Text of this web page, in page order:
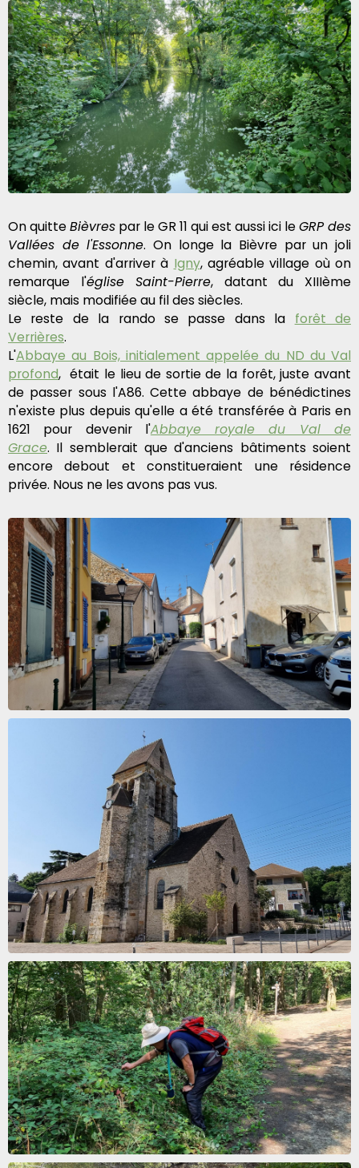
On quitteBièvres par le GR 11 qui est aussi ici leGRP des
Vallées de l'Essonne. On longe la Bièvre par un joli
chemin, avant d'arriver à Igny, agréable village où on
remarque l'église Saint-Pierre, datant du XIIIème
siècle, mais modifiée au fil des siècles.
Le reste de la rando se passe dans la forêt de
Verrières.
L'Abbaye au Bois, initialement appelée du ND du Val
profond, était le lieu de sortie de la forêt, juste avant
de passer sous l'A86. Cette abbaye de bénédictines
n'existe plus depuis qu'elle a été transférée à Paris en
1621 pour devenir l'Abbaye royale du Val de
Grace. Il semblerait que d'anciens bâtiments soient
encore debout et constitueraient une résidence
privée. Nous ne les avons pas vus.